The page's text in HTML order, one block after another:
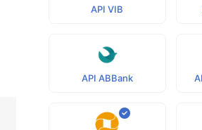
API VIB
API ABBank